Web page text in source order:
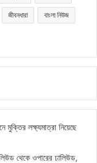
জীবনধারা বাংলা নিউজ
লক্ষ্যমাত্রা নিয়েছে
থেকে ওপারের ঢালিউড,